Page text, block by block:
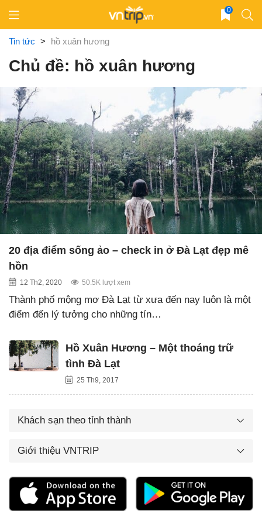
content
0
Tin tức > hồ xuân hương
Chủ đề: hồ xuân hương
20 địa điểm sống ảo – check in ở Đà Lạt đẹp mê
hồn
12 Th2, 2020 50.5K lượt xem
Thành phố mộng mơ Đà Lạt từ xưa đến nay luôn là một
điểm đến lý tưởng cho những tín…
Hồ Xuân Hương – Một thoáng trữ
tình Đà Lạt
25 Th9, 2017
Khách sạn theo tỉnh thành
Giới thiệu VNTRIP